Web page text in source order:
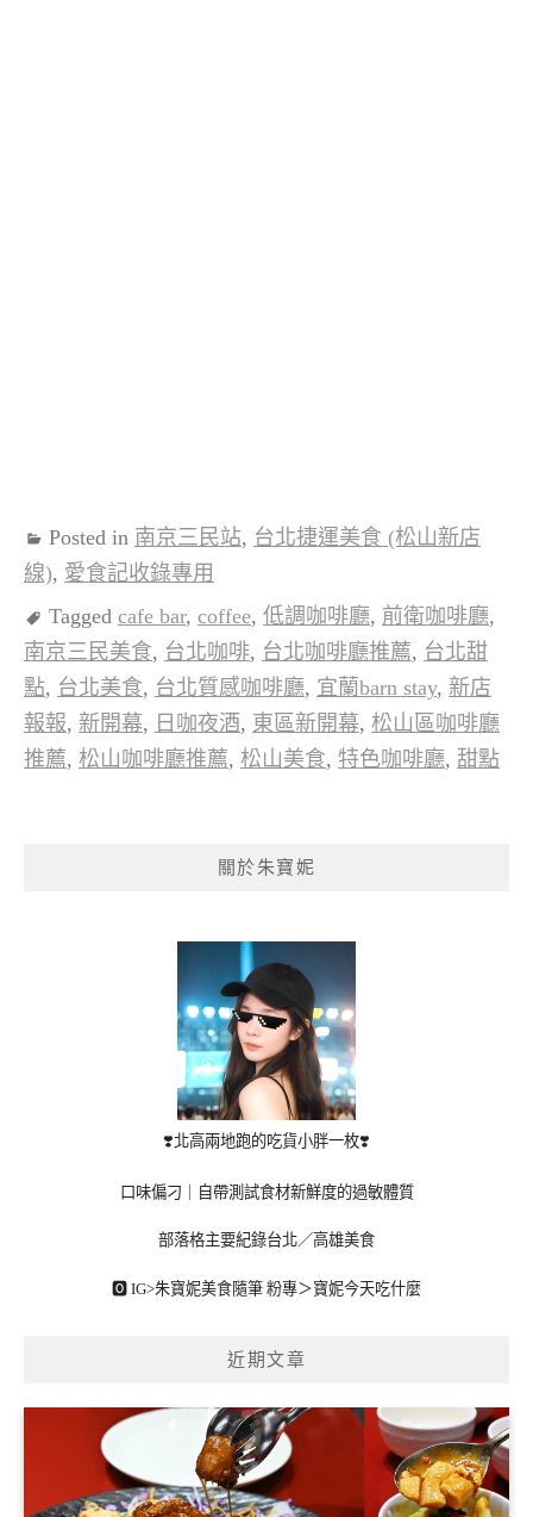
Posted in 南京三民站, 台北捷運美食 (松山新店
線), 愛食記收錄專用
Tagged cafe bar, coffee, 低調咖啡廳, 前衛咖啡廳,
南京三民美食, 台北咖啡, 台北咖啡廳推薦, 台北甜
點, 台北美食, 台北質感咖啡廳, 宜蘭barn stay, 新店
報報, 新開幕, 日咖夜酒, 東區新開幕, 松山區咖啡廳
推薦, 松山咖啡廳推薦, 松山美食, 特色咖啡廳, 甜點
關於朱寶妮
❣️北高兩地跑的吃貨小胖一枚❣️
口味偏刁｜自帶測試食材新鮮度的過敏體質
部落格主要紀錄台北／高雄美食
🅾 IG>朱寶妮美食隨筆 粉專＞寶妮今天吃什麼
近期文章